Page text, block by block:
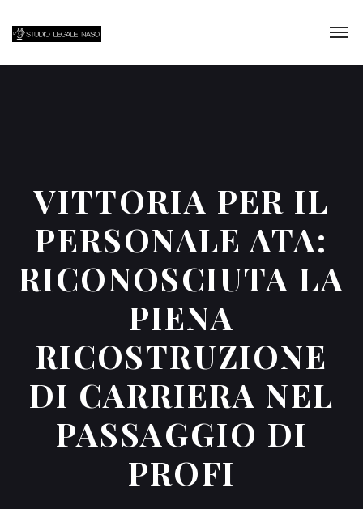
VITTORIA PER IL
PERSONALE ATA:
RICONOSCIUTA LA
PIENA
RICOSTRUZIONE
DI CARRIERA NEL
PASSAGGIO DI
PROFI